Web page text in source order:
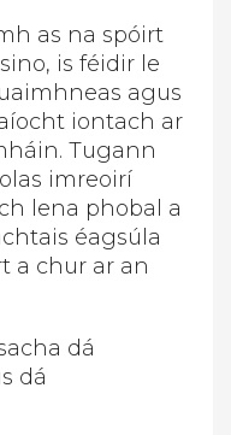
as na spóirt
is féidir le
agus
iontach ar
Tugann
imreoirí
lena phobal a
éagsúla
a chur ar an
dá
dá